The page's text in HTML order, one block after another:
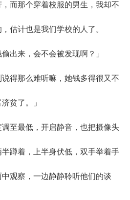
而那个穿着校服的男生，我却不
估计也是我们学校的人了。
来，会不会被发现啊？」
那么难听嘛，她钱多得很又不
贫了。」
最低，开启静音，也把摄像头
蹲着，上半身伏低，双手举着手
观察，一边静静聆听他们的谈